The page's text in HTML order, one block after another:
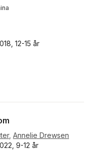
12-15 år
, Annelie Drewsen
9-12 år